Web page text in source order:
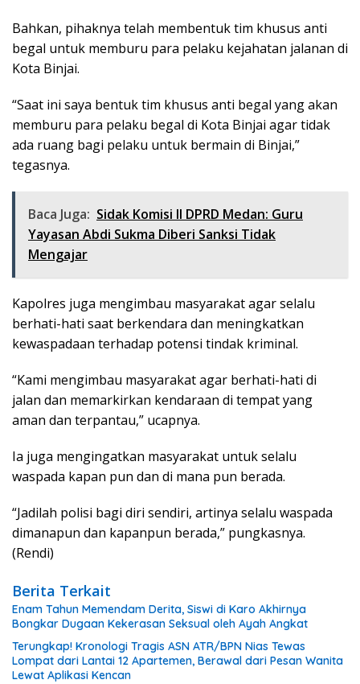
Bahkan, pihaknya telah membentuk tim khusus anti
begal untuk memburu para pelaku kejahatan jalanan di
Kota Binjai.
“Saat ini saya bentuk tim khusus anti begal yang akan
memburu para pelaku begal di Kota Binjai agar tidak
ada ruang bagi pelaku untuk bermain di Binjai,”
tegasnya.
Baca Juga: Sidak Komisi II DPRD Medan: Guru
Yayasan Abdi Sukma Diberi Sanksi Tidak
Mengajar
Kapolres juga mengimbau masyarakat agar selalu
berhati-hati saat berkendara dan meningkatkan
kewaspadaan terhadap potensi tindak kriminal.
“Kami mengimbau masyarakat agar berhati-hati di
jalan dan memarkirkan kendaraan di tempat yang
aman dan terpantau,” ucapnya.
Ia juga mengingatkan masyarakat untuk selalu
waspada kapan pun dan di mana pun berada.
“Jadilah polisi bagi diri sendiri, artinya selalu waspada
dimanapun dan kapanpun berada,” pungkasnya.
(Rendi)
Berita Terkait
Enam Tahun Memendam Derita, Siswi di Karo Akhirnya
Bongkar Dugaan Kekerasan Seksual oleh Ayah Angkat
Terungkap! Kronologi Tragis ASN ATR/BPN Nias Tewas
Lompat dari Lantai 12 Apartemen, Berawal dari Pesan Wanita
Lewat Aplikasi Kencan